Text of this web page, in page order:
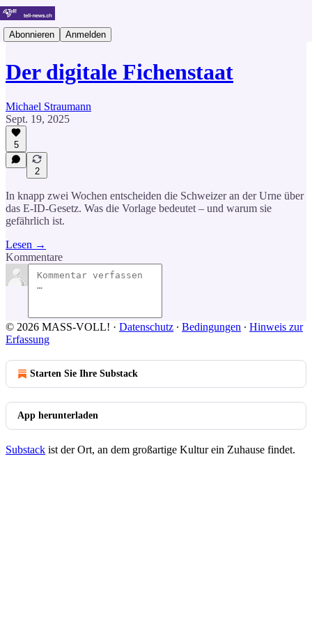
Abonnieren Anmelden
Der digitale Fichenstaat
Michael Straumann
Sept. 19, 2025
5
2
In knapp zwei Wochen entscheiden die Schweizer an der Urne über
das E-ID-Gesetz. Was die Vorlage bedeutet – und warum sie
gefährlich ist.
Lesen →
Kommentare
© 2026 MASS-VOLL! · Datenschutz ∙ Bedingungen ∙ Hinweis zur
Erfassung
Starten Sie Ihre Substack
App herunterladen
Substack ist der Ort, an dem großartige Kultur ein Zuhause findet.